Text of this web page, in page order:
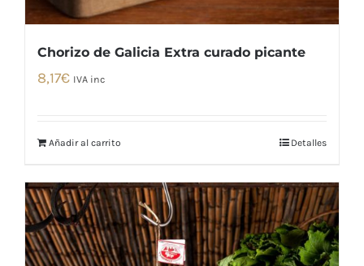
Chorizo de Galicia Extra curado picante
8,17€ IVA inc
Añadir al carrito Detalles